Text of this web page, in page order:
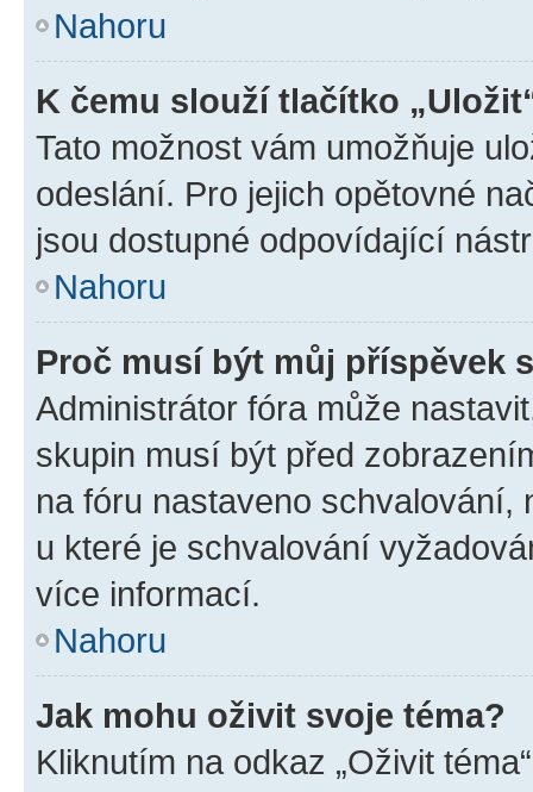
Nahoru
K čemu slouží tlačítko
Tato možnost vám umožňuje
odeslání. Pro jejich opětovné
jsou dostupné odpovídající
Nahoru
Proč musí být můj příspěvek
Administrátor fóra může
skupin musí být před
na fóru nastaveno schvalování,
u které je schvalování
více informací.
Nahoru
Jak mohu oživit svoje téma?
Kliknutím na odkaz „Oživit